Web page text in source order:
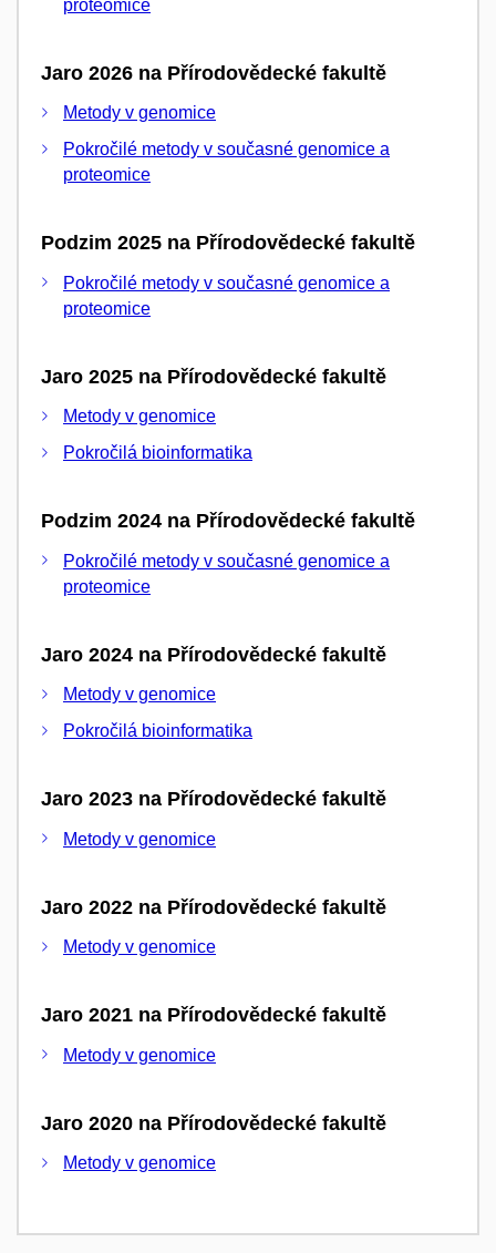
proteomice
Jaro 2026 na Přírodovědecké fakultě
Metody v genomice
Pokročilé metody v současné genomice a
proteomice
Podzim 2025 na Přírodovědecké fakultě
Pokročilé metody v současné genomice a
proteomice
Jaro 2025 na Přírodovědecké fakultě
Metody v genomice
Pokročilá bioinformatika
Podzim 2024 na Přírodovědecké fakultě
Pokročilé metody v současné genomice a
proteomice
Jaro 2024 na Přírodovědecké fakultě
Metody v genomice
Pokročilá bioinformatika
Jaro 2023 na Přírodovědecké fakultě
Metody v genomice
Jaro 2022 na Přírodovědecké fakultě
Metody v genomice
Jaro 2021 na Přírodovědecké fakultě
Metody v genomice
Jaro 2020 na Přírodovědecké fakultě
Metody v genomice